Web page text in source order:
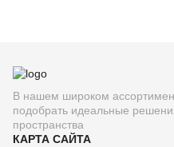
В нашем широком
подобрать идеальные
пространства
КАРТА САЙТА